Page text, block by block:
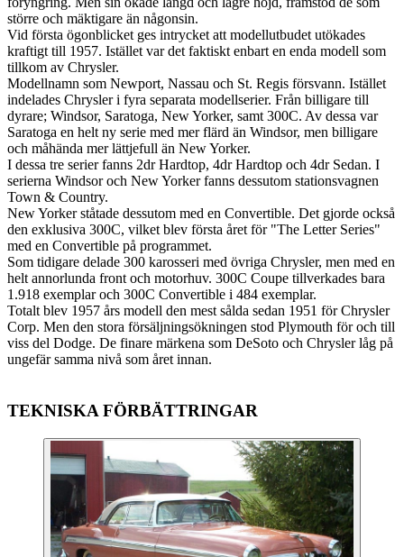
större och mäktigare än någonsin.
Vid första ögonblicket ges intrycket att modellutbudet utökades
kraftigt till 1957. Istället var det faktiskt enbart en enda modell som
tillkom av Chrysler.
Modellnamn som Newport, Nassau och St. Regis försvann. Istället
indelades Chrysler i fyra separata modellserier. Från billigare till
dyrare; Windsor, Saratoga, New Yorker, samt 300C. Av dessa var
Saratoga en helt ny serie med mer flärd än Windsor, men billigare
och måhända mer lättjefull än New Yorker.
I dessa tre serier fanns 2dr Hardtop, 4dr Hardtop och 4dr Sedan. I
serierna Windsor och New Yorker fanns dessutom stationsvagnen
Town & Country.
New Yorker ståtade dessutom med en Convertible. Det gjorde också
den exklusiva 300C, vilket blev första året för "The Letter Series"
med en Convertible på programmet.
Som tidigare delade 300 karosseri med övriga Chrysler, men med en
helt annorlunda front och motorhuv. 300C Coupe tillverkades bara
1.918 exemplar och 300C Convertible i 484 exemplar.
Totalt blev 1957 års modell den mest sålda sedan 1951 för Chrysler
Corp. Men den stora försäljningsökningen stod Plymouth för och till
viss del Dodge. De finare märkena som DeSoto och Chrysler låg på
ungefär samma nivå som året innan.
TEKNISKA FÖRBÄTTRINGAR